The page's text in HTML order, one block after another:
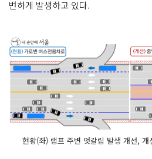
번하게 발생하고 있다.
현황(좌) 램프 주변 엇갈림 발생 개선,